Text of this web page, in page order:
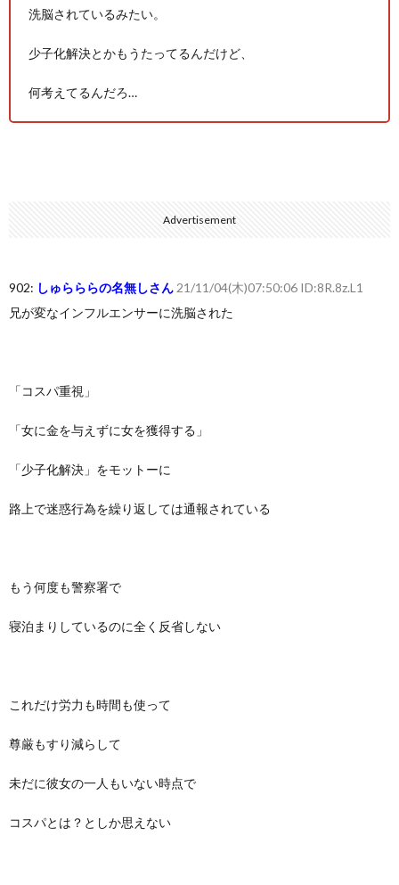
洗脳されているみたい。
少子化解決とかもうたってるんだけど、
何考えてるんだろ…
Advertisement
902: しゅらららの名無しさん 21/11/04(木)07:50:06 ID:8R.8z.L1
兄が変なインフルエンサーに洗脳された
「コスパ重視」
「女に金を与えずに女を獲得する」
「少子化解決」をモットーに
路上で迷惑行為を繰り返しては通報されている
もう何度も警察署で
寝泊まりしているのに全く反省しない
これだけ労力も時間も使って
尊厳もすり減らして
未だに彼女の一人もいない時点で
コスパとは？としか思えない